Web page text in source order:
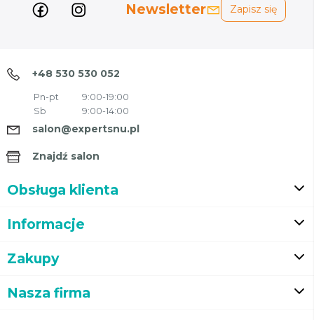
Newsletter Zapisz się
+48 530 530 052
Pn-pt
9:00-19:00
Sb
9:00-14:00
salon@expertsnu.pl
Znajdź salon
Obsługa klienta
Informacje
Zakupy
Nasza firma